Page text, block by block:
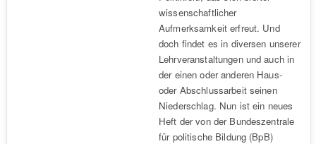
wissenschaftlicher
Aufmerksamkeit erfreut. Und
doch findet es in diversen unserer
Lehrveranstaltungen und auch in
der einen oder anderen Haus-
oder Abschlussarbeit seinen
Niederschlag. Nun ist ein neues
Heft der von der Bundeszentrale
für politische Bildung (BpB)